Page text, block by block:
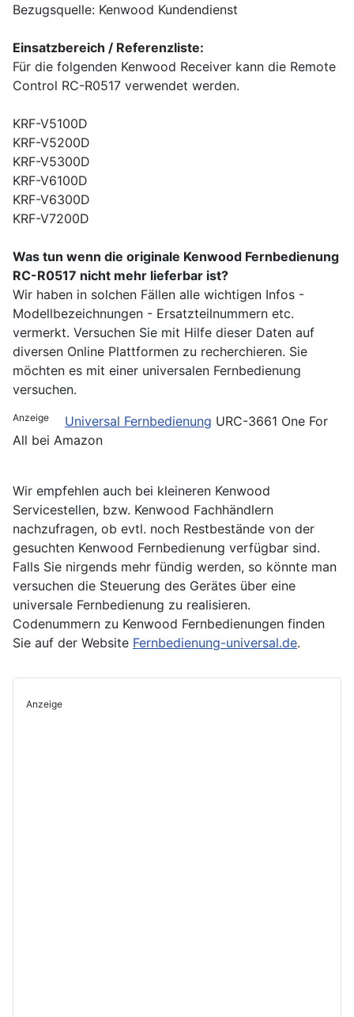
Bezugsquelle: Kenwood Kundendienst
Einsatzbereich / Referenzliste:
Für die folgenden Kenwood Receiver kann die Remote
Control RC-R0517 verwendet werden.
KRF-V5100D
KRF-V5200D
KRF-V5300D
KRF-V6100D
KRF-V6300D
KRF-V7200D
Was tun wenn die originale Kenwood Fernbedienung
RC-R0517 nicht mehr lieferbar ist?
Wir haben in solchen Fällen alle wichtigen Infos -
Modellbezeichnungen - Ersatzteilnummern etc.
vermerkt. Versuchen Sie mit Hilfe dieser Daten auf
diversen Online Plattformen zu recherchieren. Sie
möchten es mit einer universalen Fernbedienung
versuchen.
Anzeige Universal Fernbedienung URC-3661 One For
All bei Amazon
Wir empfehlen auch bei kleineren Kenwood
Servicestellen, bzw. Kenwood Fachhändlern
nachzufragen, ob evtl. noch Restbestände von der
gesuchten Kenwood Fernbedienung verfügbar sind.
Falls Sie nirgends mehr fündig werden, so könnte man
versuchen die Steuerung des Gerätes über eine
universale Fernbedienung zu realisieren.
Codenummern zu Kenwood Fernbedienungen finden
Sie auf der Website Fernbedienung-universal.de.
Anzeige